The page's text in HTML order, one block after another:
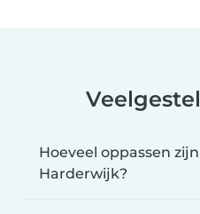
Hoeveel oppassen
Harderwijk?